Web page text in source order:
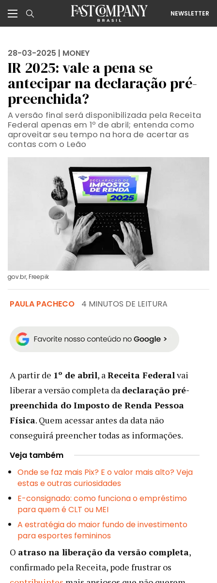
NEWSLETTER
28-03-2025 | MONEY
IR 2025: vale a pena se
antecipar na declaração pré-
preenchida?
A versão final será disponibilizada pela Receita
Federal apenas em 1º de abril; entenda como
aproveitar seu tempo na hora de acertar as
contas com o Leão
gov.br, Freepik
PAULA PACHECO 4 MINUTOS DE LEITURA
A partir de 1º de abril, aReceita Federalvai
liberar a versão completa da declaração pré-
preenchida do Imposto de Renda Pessoa
Física. Quem acessar antes da data não
conseguirá preencher todas as informações.
Veja também
Onde se faz mais Pix? E o valor mais alto? Veja
estas e outras curiosidades
E-consignado: como funciona o empréstimo
para quem é CLT ou MEI
A estratégia do maior fundo de investimento
para esportes femininos
O atraso na liberação da versão completa,
confirmado pela Receita, pode frustrar os